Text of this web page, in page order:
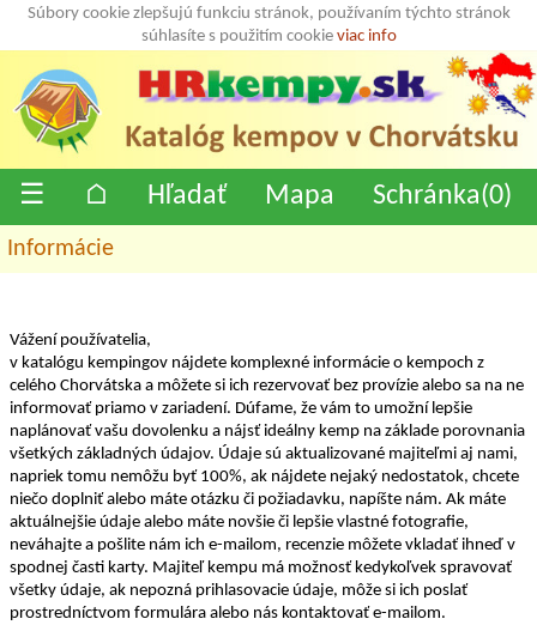
Súbory cookie zlepšujú funkciu stránok, používaním týchto stránok
súhlasíte s použitím cookie viac info
☰ ⌂ Hľadať Mapa Schránka(0)
Informácie
Vážení používatelia,
v katalógu kempingov nájdete komplexné informácie o kempoch z
celého Chorvátska a môžete si ich rezervovať bez provízie alebo sa na ne
informovať priamo v zariadení. Dúfame, že vám to umožní lepšie
naplánovať vašu dovolenku a nájsť ideálny kemp na základe porovnania
všetkých základných údajov. Údaje sú aktualizované majiteľmi aj nami,
napriek tomu nemôžu byť 100%, ak nájdete nejaký nedostatok, chcete
niečo doplniť alebo máte otázku či požiadavku, napíšte nám. Ak máte
aktuálnejšie údaje alebo máte novšie či lepšie vlastné fotografie,
neváhajte a pošlite nám ich e-mailom, recenzie môžete vkladať ihneď v
spodnej časti karty. Majiteľ kempu má možnosť kedykoľvek spravovať
všetky údaje, ak nepozná prihlasovacie údaje, môže si ich poslať
prostredníctvom formulára alebo nás kontaktovať e-mailom.